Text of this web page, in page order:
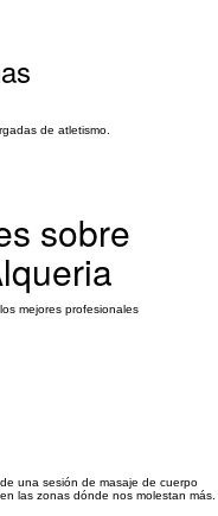
de atletismo.
sobre
mejores profesionales
una sesión de masaje de cuerpo
las zonas dónde nos molestan más.